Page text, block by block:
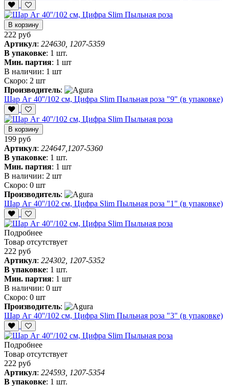
В корзину
222 руб
Артикул: 224630, 1207-5359
В упаковке: 1 шт.
Мин. партия: 1 шт
В наличии: 1 шт
Скоро: 2 шт
Производитель:
Шар Аг 40''/102 см, Цифра Slim Пыльная роза "9" (в упаковке)
В корзину
199 руб
Артикул: 224647,1207-5360
В упаковке: 1 шт.
Мин. партия: 1 шт
В наличии: 2 шт
Скоро: 0 шт
Производитель:
Шар Аг 40''/102 см, Цифра Slim Пыльная роза "1" (в упаковке)
Подробнее
Товар отсутствует
222 руб
Артикул: 224302, 1207-5352
В упаковке: 1 шт.
Мин. партия: 1 шт
В наличии: 0 шт
Скоро: 0 шт
Производитель:
Шар Аг 40''/102 см, Цифра Slim Пыльная роза "3" (в упаковке)
Подробнее
Товар отсутствует
222 руб
Артикул: 224593, 1207-5354
В упаковке: 1 шт.